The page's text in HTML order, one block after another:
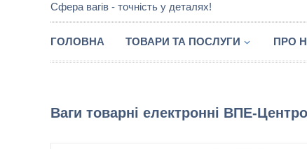
Сфера вагів - точність у деталях!
ГОЛОВНА ТОВАРИ ТА ПОСЛУГИ ПРО
Ваги товарні електронні ВПЕ-